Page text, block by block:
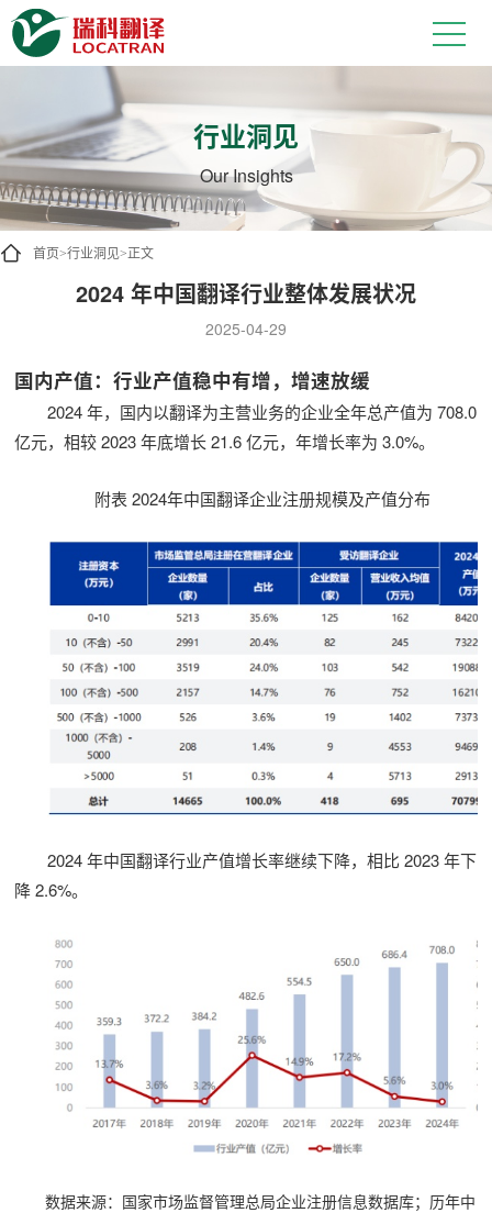
行业洞见
Our Insights
首页>行业洞见>正文
2024 年中国翻译行业整体发展状况
2025-04-29
国内产值：行业产值稳中有增，增速放缓
2024 年，国内以翻译为主营业务的企业全年总产值为 708.0
亿元，相较 2023 年底增长 21.6 亿元，年增长率为 3.0%。
附表 2024年中国翻译企业注册规模及产值分布
2024 年中国翻译行业产值增长率继续下降，相比 2023 年下
降 2.6%。
数据来源：国家市场监督管理总局企业注册信息数据库；历年中